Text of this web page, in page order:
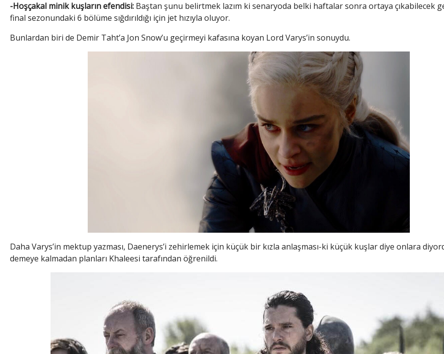
-Hoşçakal minik kuşların efendisi: Baştan şunu belirtmek lazım ki senaryoda belki haftalar sonra ortaya çıkabilecek
final sezonundaki 6 bölüme sığdırıldığı için jet hızıyla oluyor.
Bunlardan biri de Demir Taht’a Jon Snow’u geçirmeyi kafasına koyan Lord Varys’in sonuydu.
Daha Varys’in mektup yazması, Daenerys’i zehirlemek için küçük bir kızla anlaşması-ki küçük kuşlar diye onlara
demeye kalmadan planları Khaleesi tarafından öğrenildi.